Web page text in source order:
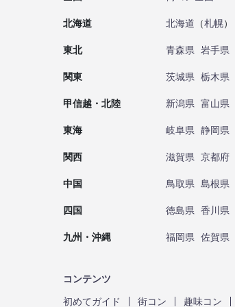
北海道 北海道 （札幌）
東北 青森県 岩手県
関東 茨城県 栃木県
甲信越・北陸 新潟県 富山県
東海 岐阜県 静岡県
関西 滋賀県 京都府
中国 鳥取県 島根県
四国 徳島県 香川県
九州・沖縄 福岡県 佐賀県
コンテンツ
初めてガイド
街コン 趣味コン